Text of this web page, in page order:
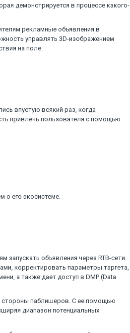
демонстрируется в процессе какого-
рекламные объявления в
управлять 3D-изображением
на поле.
впустую всякий раз, когда
привлечь пользователя с помощью
о его экосистеме.
запускать объявления через RTB-сети.
корректировать параметры таргета,
а также дает доступ в DMP (Data
стороны паблишеров. С ее помощью
диапазон потенциальных